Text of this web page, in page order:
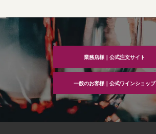
業務店様｜公式注文サイト
一般のお客様｜公式ワインショップ